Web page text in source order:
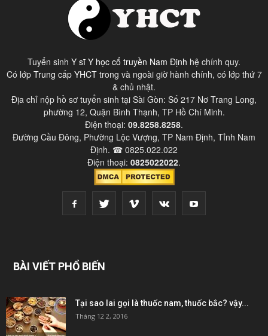
Tuyển sinh Y sĩ Y học cổ truyền Nam Định hệ chính quy.
Có lớp Trung cấp YHCTtrong và ngoài giờ hành chính, có lớp thứ 7
& chủ nhật.
Địa chỉ nộp hồ sơ tuyển sinh tại Sài Gòn: Số 217 Nơ Trang Long,
phường 12, Quận Bình Thạnh, TP Hồ Chí Minh.
Điện thoại: 09.8258.8258.
Đường Cầu Đông, Phường Lộc Vượng, TP Nam Định, Tỉnh Nam
Định. ☎ 0825.022.022
Điện thoại: 0825022022.
BÀI VIẾT PHỔ BIẾN
Tại sao lai gọi là thuốc nam, thuốc bắc? vậy...
Tháng 12 2, 2016